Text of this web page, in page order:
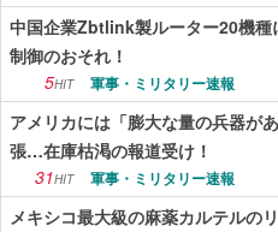
その他
RSS配信一覧
中国企業Zbtlink製ルーター20機種
制御のおそれ！
5HIT 軍事・ミリタリー速報
アメリカには「膨大な量の兵器が
張…在庫枯渇の報道受け！
31HIT 軍事・ミリタリー速報
メキシコ最大級の麻薬カルテルの